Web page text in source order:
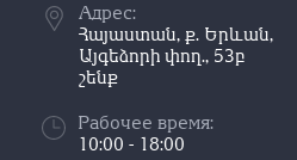
Адрес:
Հայաստան, ք. Երևան,
Այգեձորի փող., 53բ
շենք
Рабочее время:
10:00 - 18:00